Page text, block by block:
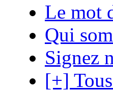
Le mot
Qui
Signez
[+]